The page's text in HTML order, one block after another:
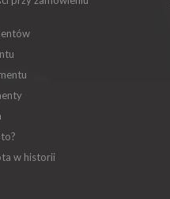
w historii